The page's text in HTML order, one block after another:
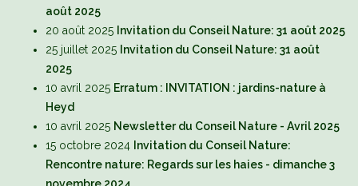
août 2025
20 août 2025 Invitation du Conseil Nature: 31 août 2025
25 juillet 2025 Invitation du Conseil Nature: 31 août
2025
10 avril 2025 Erratum : INVITATION : jardins-nature à
Heyd
10 avril 2025 Newsletter du Conseil Nature - Avril 2025
15 octobre 2024 Invitation du Conseil Nature:
Rencontre nature: Regards sur les haies - dimanche 3